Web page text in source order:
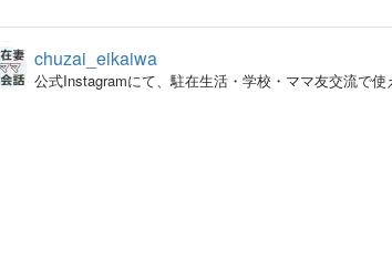
chuzai_eikaiwa
公式Instagramにて、駐在生活・学校・ママ友交流で使